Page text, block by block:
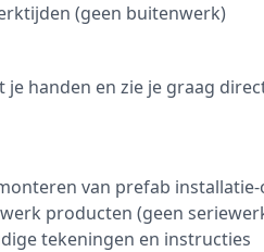
(geen buitenwerk)
je handen en zie je graag
van prefab
producten (geen
tekeningen en instructies